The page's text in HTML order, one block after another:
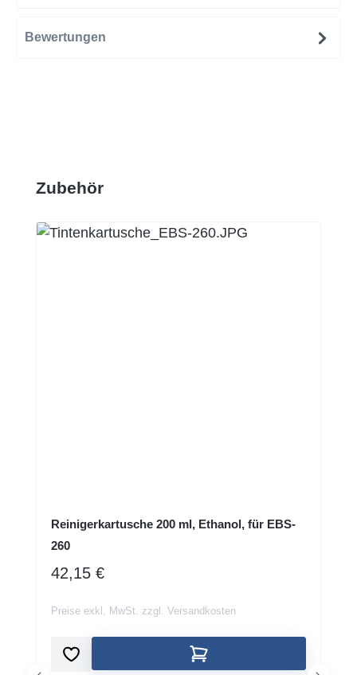
Bewertungen
Produktgalerie überspringen
Zubehör
Reinigerkartusche 200 ml, Ethanol, für EBS-
260
REGULÄRER PREIS:
42,15 €
Preise exkl. MwSt. zzgl. Versandkosten